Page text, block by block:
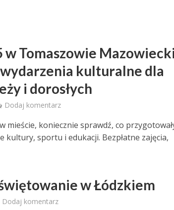
w Tomaszowie
kulturalne dla
i dorosłych
Dodaj komentarz
mieście, koniecznie sprawdź, co
kultury, sportu i edukacji. Bezpłatne zajęcia,
w Łódzkiem
Dodaj komentarz